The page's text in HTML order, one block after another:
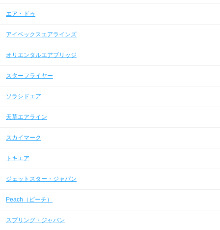
エア・ドゥ
アイベックスエアラインズ
オリエンタルエアブリッジ
スターフライヤー
ソラシドエア
天草エアライン
スカイマーク
トキエア
ジェットスター・ジャパン
Peach（ピーチ）
スプリング・ジャパン